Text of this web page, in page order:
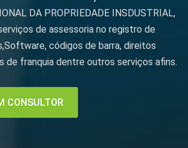
DA PROPRIEDADE INSDUSTRIAL,
de assessoria no registro de
códigos de barra, direitos
de franquia dentre outros serviços afins.
CONSULTOR